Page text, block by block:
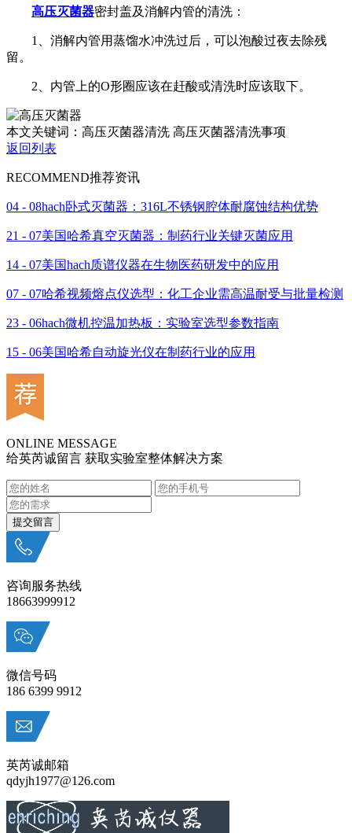
高压灭菌器密封盖及消解内管的清洗：
1、消解内管用蒸馏水冲洗过后，可以泡酸过夜去除残
留。
2、内管上的O形圈应该在赶酸或清洗时应该取下。
本文关键词：高压灭菌器清洗 高压灭菌器清洗事项
返回列表
RECOMMEND推荐资讯
04 - 08hach卧式灭菌器：316L不锈钢腔体耐腐蚀结构优势
21 - 07美国哈希真空灭菌器：制药行业关键灭菌应用
14 - 07美国hach质谱仪器在生物医药研发中的应用
07 - 07哈希视频熔点仪选型：化工企业需高温耐受与批量检测
23 - 06hach微机控温加热板：实验室选型参数指南
15 - 06美国哈希自动旋光仪在制药行业的应用
ONLINE MESSAGE
给英芮诚留言 获取实验室整体解决方案
咨询服务热线
18663999912
微信号码
186 6399 9912
英芮诚邮箱
qdyjh1977@126.com